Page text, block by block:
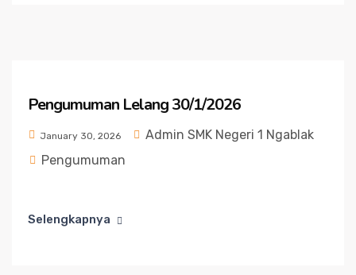
Pengumuman Lelang 30/1/2026
January 30, 2026
Admin SMK Negeri 1 Ngablak
Pengumuman
Selengkapnya